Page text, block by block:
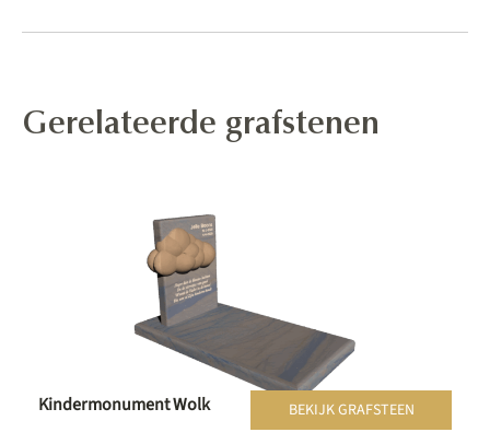
Gerelateerde grafstenen
Kindermonument Wolk BEKIJK GRAFSTEEN